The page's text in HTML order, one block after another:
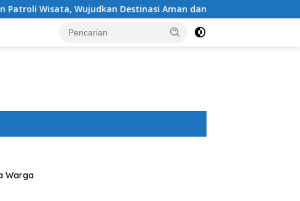
Destinasi Aman dan Nyaman bagi Masyarakat
Warga